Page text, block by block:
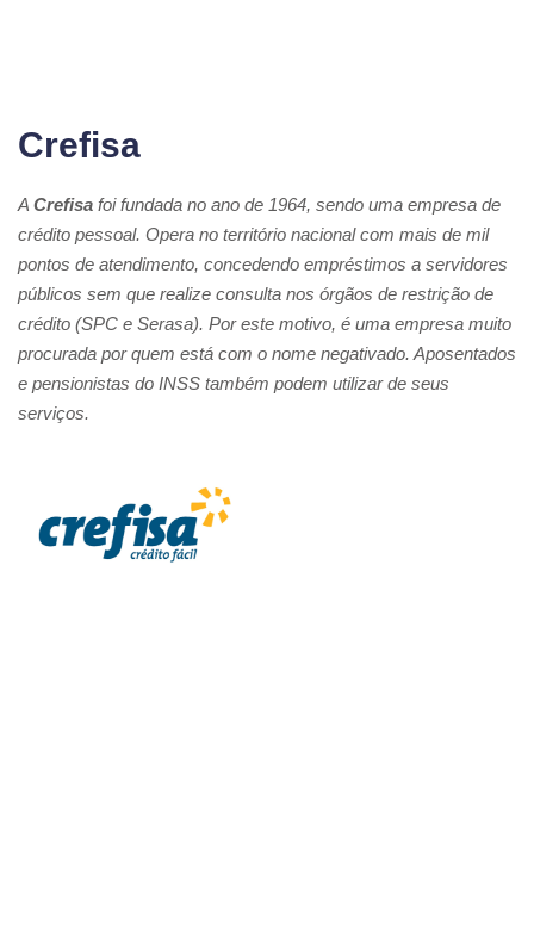
Crefisa
A Crefisa foi fundada no ano de 1964, sendo uma empresa de
crédito pessoal. Opera no território nacional com mais de mil
pontos de atendimento, concedendo empréstimos a servidores
públicos sem que realize consulta nos órgãos de restrição de
crédito (SPC e Serasa). Por este motivo, é uma empresa muito
procurada por quem está com o nome negativado. Aposentados
e pensionistas do INSS também podem utilizar de seus
serviços.